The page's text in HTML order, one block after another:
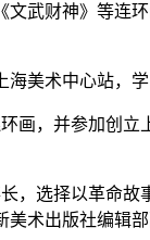
文武财神》等
美术中心站，
画，并参加创
，选择以革命
术出版社编辑部